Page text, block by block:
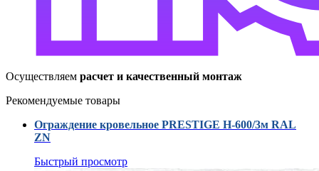
Осуществляем расчет и качественный монтаж
Рекомендуемые товары
Ограждение кровельное PRESTIGE H-600/3м RAL
ZN
Быстрый просмотр